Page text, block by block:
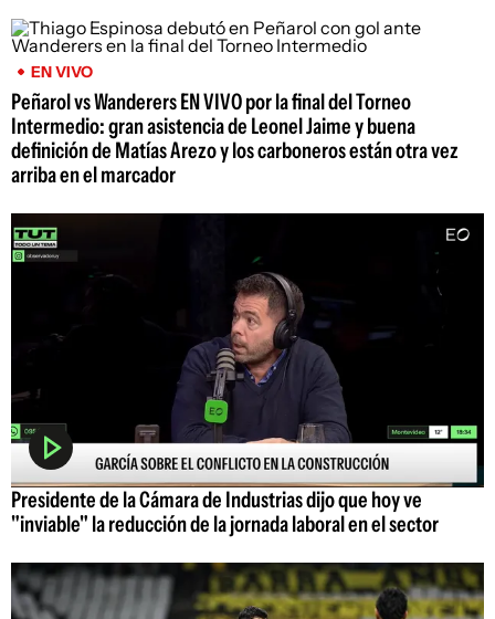
EN VIVO
Peñarol vs Wanderers EN VIVO por la final del Torneo
Intermedio: gran asistencia de Leonel Jaime y buena
definición de Matías Arezo y los carboneros están otra vez
arriba en el marcador
Presidente de la Cámara de Industrias dijo que hoy ve
"inviable" la reducción de la jornada laboral en el sector